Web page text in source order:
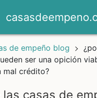
de empeño blog
ser una opición
mal crédito?